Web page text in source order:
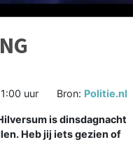
uur Bron: Politie.nl
is dinsdagnacht
Heb jij iets gezien of